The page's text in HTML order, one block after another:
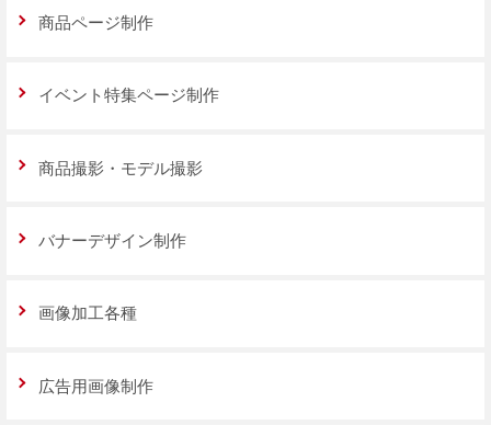
商品ページ制作
イベント特集ページ制作
商品撮影・モデル撮影
バナーデザイン制作
画像加工各種
広告用画像制作